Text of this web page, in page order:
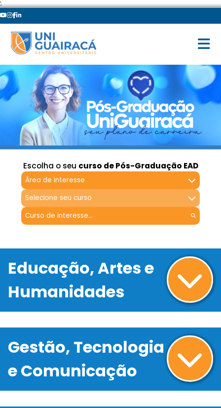
';
Escolha o seu curso de Pós-Graduação EAD
Área de interesse
Selecione seu curso
Educação, Artes e
Humanidades
Gestão, Tecnologia
e Comunicação